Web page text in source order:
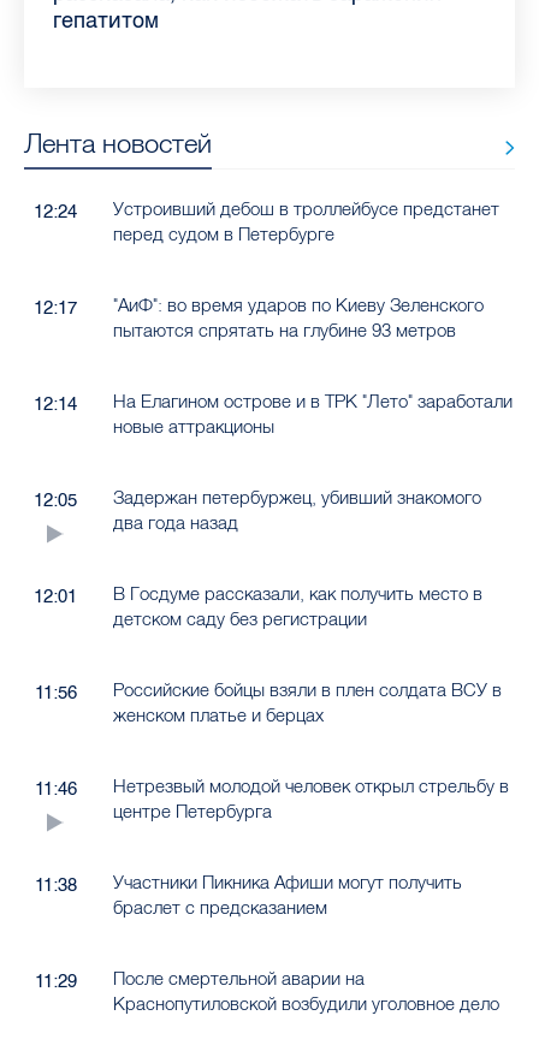
гепатитом
Лента новостей
12:24
Устроивший дебош в троллейбусе предстанет
перед судом в Петербурге
12:17
"АиФ": во время ударов по Киеву Зеленского
пытаются спрятать на глубине 93 метров
12:14
На Елагином острове и в ТРК "Лето" заработали
новые аттракционы
12:05
Задержан петербуржец, убивший знакомого
два года назад
12:01
В Госдуме рассказали, как получить место в
детском саду без регистрации
11:56
Российские бойцы взяли в плен солдата ВСУ в
женском платье и берцах
11:46
Нетрезвый молодой человек открыл стрельбу в
центре Петербурга
11:38
Участники Пикника Афиши могут получить
браслет с предсказанием
11:29
После смертельной аварии на
Краснопутиловской возбудили уголовное дело